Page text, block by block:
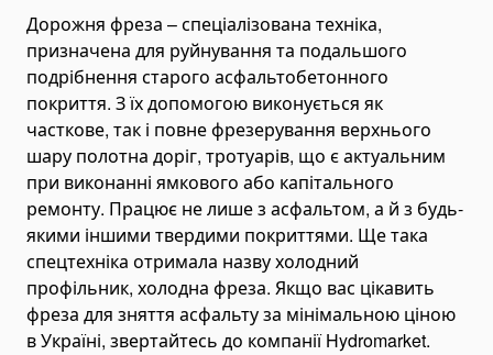
Hydraulic Oil Coolers
Hydraulic Hoses and Couplers
Bearing and Gear Tools
Hydraulic Gear/Bearing Pullers
Bearing Heaters
Bearing Installation Tools
Bearings
Ball Bearings
Spherical Roller Bearings
Гідравлічні обтискні інструменти
Manual Cable Crimping Tools
Дорожня фреза – спеціалізована техніка,
призначена для руйнування та подальшого
подрібнення старого асфальтобетонного
покриття. З їх допомогою виконується як
часткове, так і повне фрезерування верхнього
шару полотна доріг, тротуарів, що є актуальним
при виконанні ямкового або капітального
ремонту. Працює не лише з асфальтом, а й з будь-
якими іншими твердими покриттями. Ще така
спецтехніка отримала назву холодний
профільник, холодна фреза. Якщо вас цікавить
фреза для зняття асфальту за мінімальною ціною
в Україні, звертайтесь до компанії Hydromarket.